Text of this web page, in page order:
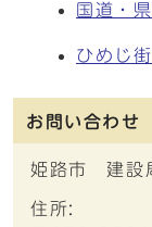
国道・
ひめじ
お問い合わせ
姫路市 建設
住所: